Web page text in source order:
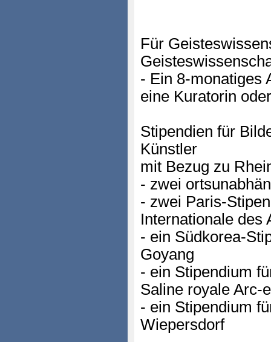
Für
- Ein 8-monatiges
eine Kuratorin
Stipendien für
Künstler
mit Bezug zu
- zwei
- zwei Paris-
Internationale des
- ein Südkorea-
Goyang
- ein Stipendium
Saline royale Arc-
- ein Stipendium
Wiepersdorf